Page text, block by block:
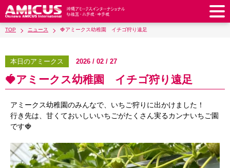
教育理念
教職員紹介 校歌・校章
学校施設紹介 学費・諸費一覧
寄付のお願い AMICUSパートナーシップ
幼稚園
幼稚園 預かり保育
制服 サポートランチ
スクールバス
学費・諸費一覧 入園・入学について
小学校 キッズ／ジュニアクラブ
学童クラブ
サポートランチ スクールバス
中学校
放課後学習クラブ 卒業後の進路
募集要項 編入・転入
お知らせ 採用情報 お問い合わせ
TOP ニュース 🍓アミークス幼稚園 イチゴ狩り遠足
本日のアミークス 2026 / 02 / 27
🍓アミークス幼稚園 イチゴ狩り遠足
アミークス幼稚園のみんなで、いちご狩りに出かけました！
行き先は、甘くておいしいいちごがたくさん実るカンナいちご園
です🍓